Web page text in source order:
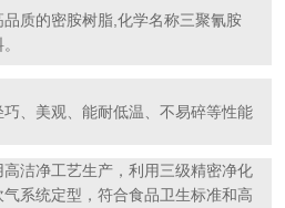
品质的密胺树脂,化学名称三聚氰胺
巧、美观、能耐低温、不易碎等性能
高洁净工艺生产，利用三级精密净化
气系统定型，符合食品卫生标准和高